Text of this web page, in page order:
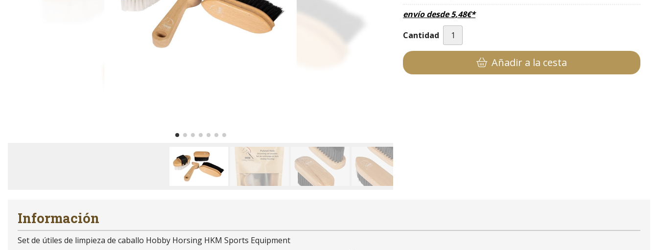
envío desde5,48€*
Cantidad
Añadir a la cesta
Información
Set de útiles de limpieza de caballo Hobby Horsing HKM Sports Equipment